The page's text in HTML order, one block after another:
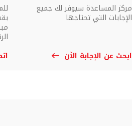
مركز المساعدة سيوفر لك جميع
الإجابات التي تحتاجها
ابحث عن الإجابة الآن